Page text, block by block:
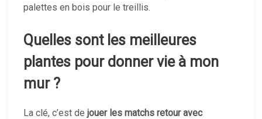
palettes en bois pour le treillis.
Quelles sont les meilleures
plantes pour donner vie à mon
mur ?
La clé, c’est de jouer les matchs retour avec